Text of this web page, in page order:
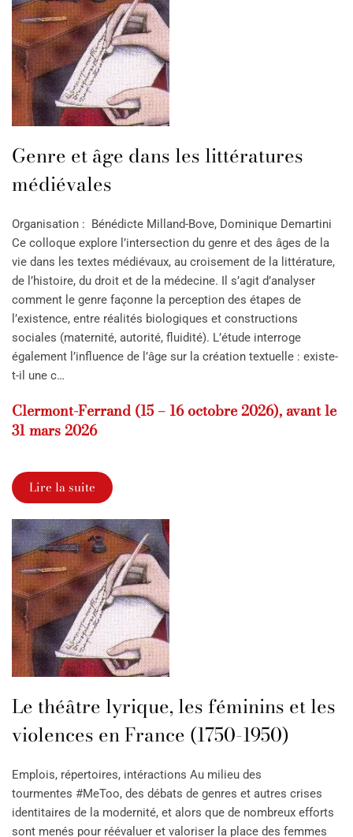
Genre et âge dans les littératures
médiévales
Organisation : Bénédicte Milland-Bove, Dominique Demartini
Ce colloque explore l’intersection du genre et des âges de la
vie dans les textes médiévaux, au croisement de la littérature,
de l’histoire, du droit et de la médecine. Il s’agit d’analyser
comment le genre façonne la perception des étapes de
l’existence, entre réalités biologiques et constructions
sociales (maternité, autorité, fluidité). L’étude interroge
également l’influence de l’âge sur la création textuelle : existe-
t-il une c…
Clermont-Ferrand (15 – 16 octobre 2026), avant le
31 mars 2026
Lire la suite
Le théâtre lyrique, les féminins et les
violences en France (1750-1950)
Emplois, répertoires, intéractions Au milieu des
tourmentes #MeToo, des débats de genres et autres crises
identitaires de la modernité, et alors que de nombreux efforts
sont menés pour réévaluer et valoriser la place des femmes